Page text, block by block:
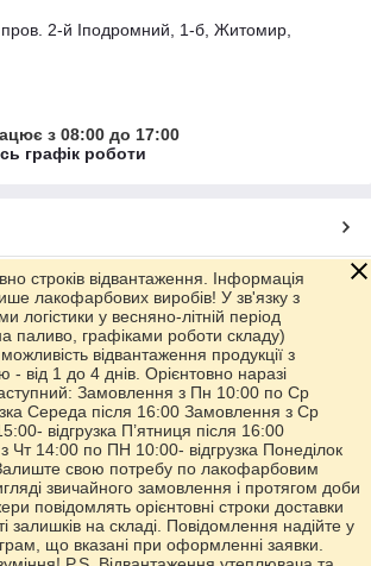
2-й Іподромний, 1-б, Житомир,
з 08:00 до 17:00
графік роботи
маркетплейсі Prom.ua
строків відвантаження. Інформація
лакофарбових виробів! У зв'язку з
логістики у весняно-літній період
паливо, графіками роботи складу)
відвантаження продукції з
- від 1 до 4 днів. Орієнтовно наразі
Замовлення з Пн 10:00 по Ср
Середа після 16:00 Замовлення з Ср
відгрузка П’ятниця після 16:00
Чт 14:00 по ПН 10:00- відгрузка Понеділок
свою потребу по лакофарбовим
звичайного замовлення і протягом доби
повідомлять орієнтовні строки доставки
залишків на складі. Повідомлення надійте у
що вказані при оформленні заявки.